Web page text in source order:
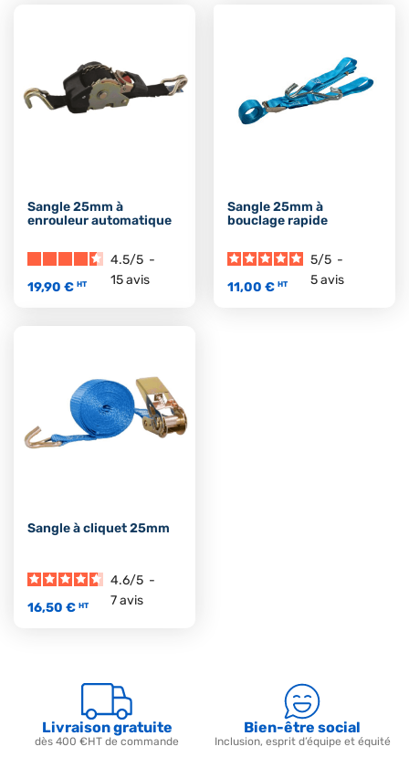
Sangle 25mm à
enrouleur automatique
4.5/5 -
15avis
19,90 € HT
Sangle 25mm à
bouclage rapide
5/5 -
5avis
11,00 € HT
Sangle à cliquet 25mm
4.6/5 -
7avis
16,50 € HT
Livraison gratuite
dès 400 €HT de commande
Bien-être social
Inclusion, esprit d’équipe et équité